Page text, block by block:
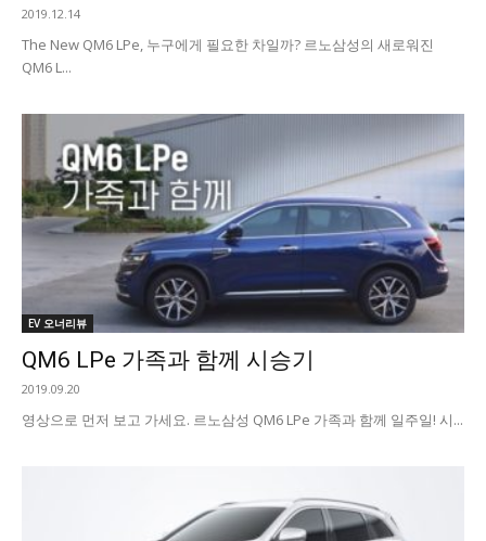
2019.12.14
The New QM6 LPe, 누구에게 필요한 차일까? 르노삼성의 새로워진
QM6 L...
EV 오너리뷰
QM6 LPe 가족과 함께 시승기
2019.09.20
영상으로 먼저 보고 가세요. 르노삼성 QM6 LPe 가족과 함께 일주일! 시...